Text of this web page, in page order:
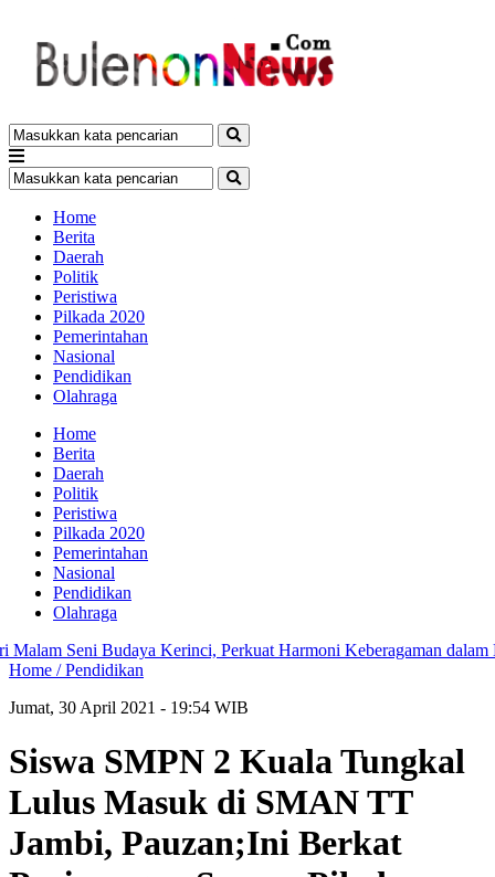
Home
Berita
Daerah
Politik
Peristiwa
Pilkada 2020
Pemerintahan
Nasional
Pendidikan
Olahraga
Home
Berita
Daerah
Politik
Peristiwa
Pilkada 2020
Pemerintahan
Nasional
Pendidikan
Olahraga
Seni Budaya Kerinci, Perkuat Harmoni Keberagaman dalam
Home /Pendidikan
Jumat, 30 April 2021 - 19:54 WIB
Siswa SMPN 2 Kuala Tungkal
Lulus Masuk di SMAN TT
Jambi, Pauzan;Ini Berkat